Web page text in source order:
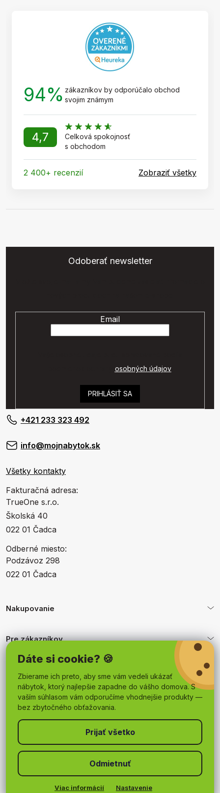
Dáte si cookie? 🍪
Zbierame ich preto, aby sme vám vedeli ukázať
nábytok, ktorý najlepšie zapadne do vášho domova. S
vaším súhlasom vám odporučíme vhodnejšie produkty —
bez zbytočného obťažovania.
Viac informácií Nastavenie
Odmietnuť
94% zákazníkov by odporúčalo obchod
svojim známym
4,7
Celková spokojnosť
s obchodom
2 400+ recenzií Zobraziť všetky
Odoberať newsletter
Email
osobných údajov.
PRIHLÁSIŤ SA
+421 233 323 492
info@mojnabytok.sk
Všetky kontakty
Fakturačná adresa:
TrueOne s.r.o.
Školská 40
022 01 Čadca
Odberné miesto:
Podzávoz 298
022 01 Čadca
Nakupovanie
Pre zákazníkov
Vytvoril Shoptet
mojnabytok.sk. Všetky práva vyhradené.
Upraviť nastavenie cookies